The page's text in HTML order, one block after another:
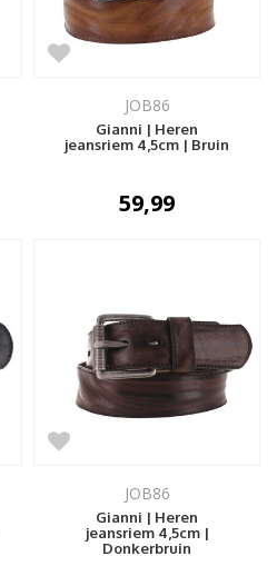
JOB86
Gianni | Heren
jeansriem 4,5cm | Bruin
59,99
JOB86
Gianni | Heren
jeansriem 4,5cm |
Donkerbruin